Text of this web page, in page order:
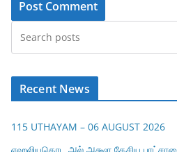
Recent News
115 UTHAYAM – 06 AUGUST 2026